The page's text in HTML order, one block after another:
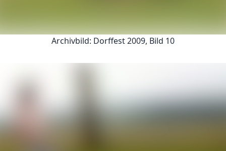
Archivbild: Dorffest 2009, Bild 10